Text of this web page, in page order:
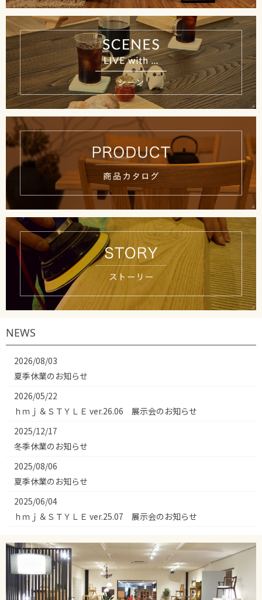
NEWS
2026/08/03
夏季休業のお知らせ
2026/05/22
ｈｍｊ＆ＳＴＹＬＥ ver.26.06 展示会のお知らせ
2025/12/17
冬季休業のお知らせ
2025/08/06
夏季休業のお知らせ
2025/06/04
ｈｍｊ＆ＳＴＹＬＥ ver.25.07 展示会のお知らせ
GW休業のお知らせ
2024/12/27
冬季休業のお知らせ